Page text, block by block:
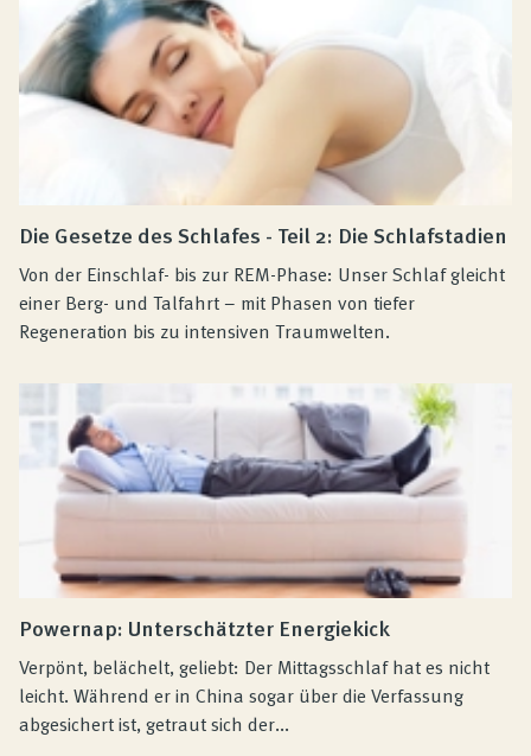
Die Gesetze des Schlafes - Teil 2: Die Schlafstadien
Von der Einschlaf- bis zur REM-Phase: Unser Schlaf gleicht
einer Berg- und Talfahrt – mit Phasen von tiefer
Regeneration bis zu intensiven Traumwelten.
Powernap: Unterschätzter Energiekick
Verpönt, belächelt, geliebt: Der Mittagsschlaf hat es nicht
leicht. Während er in China sogar über die Verfassung
abgesichert ist, getraut sich der...